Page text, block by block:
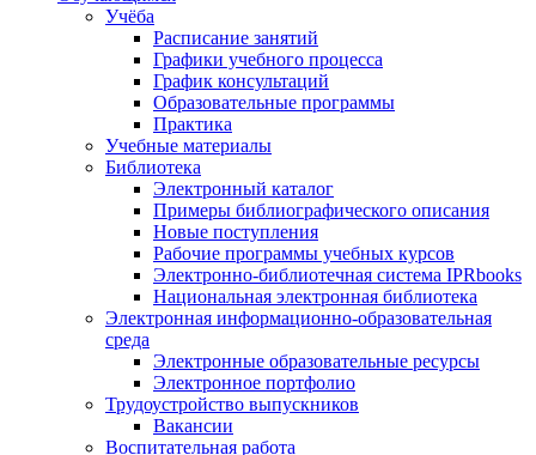
Учёба
Расписание занятий
Графики учебного процесса
График консультаций
Образовательные программы
Практика
Учебные материалы
Библиотека
Электронный каталог
Примеры библиографического описания
Новые поступления
Рабочие программы учебных курсов
Электронно-библиотечная система IPRbooks
Национальная электронная библиотека
Электронная информационно-образовательная
среда
Электронные образовательные ресурсы
Электронное портфолио
Трудоустройство выпускников
Вакансии
Воспитательная работа